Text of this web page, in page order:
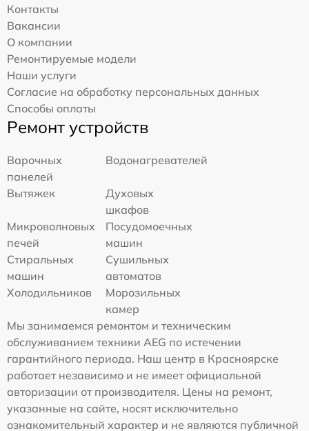
Контакты
Вакансии
О компании
Ремонтируемые модели
Наши услуги
Согласие на обработку персональных данных
Способы оплаты
Ремонт устройств
Варочных
панелей
Водонагревателей
Вытяжек
Духовых
шкафов
Микроволновых
печей
Посудомоечных
машин
Стиральных
машин
Сушильных
автоматов
Холодильников
Морозильных
камер
Мы занимаемся ремонтом и техническим
обслуживанием техники AEG по истечении
гарантийного периода. Наш центр в Красноярске
работает независимо и не имеет официальной
авторизации от производителя. Цены на ремонт,
указанные на сайте, носят исключительно
ознакомительный характер и не являются публичной